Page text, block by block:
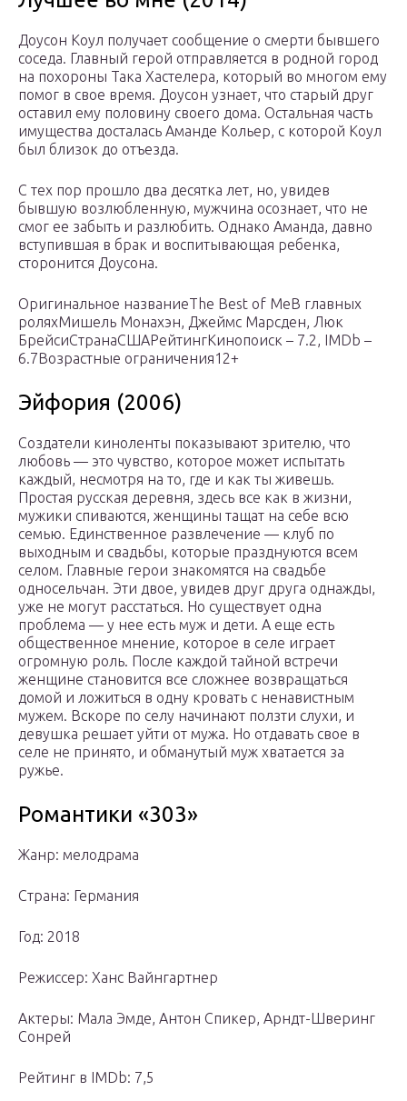
Доусон Коул получает сообщение о смерти бывшего
соседа. Главный герой отправляется в родной город
на похороны Така Хастелера, который во многом ему
помог в свое время. Доусон узнает, что старый друг
оставил ему половину своего дома. Остальная часть
имущества досталась Аманде Кольер, с которой Коул
был близок до отъезда.
С тех пор прошло два десятка лет, но, увидев
бывшую возлюбленную, мужчина осознает, что не
смог ее забыть и разлюбить. Однако Аманда, давно
вступившая в брак и воспитывающая ребенка,
сторонится Доусона.
Оригинальное названиеThe Best of MeВ главных
роляхМишель Монахэн, Джеймс Марсден, Люк
БрейсиСтранаСШАРейтингКинопоиск – 7.2, IMDb –
6.7Возрастные ограничения12+
Эйфория (2006)
Создатели киноленты показывают зрителю, что
любовь — это чувство, которое может испытать
каждый, несмотря на то, где и как ты живешь.
Простая русская деревня, здесь все как в жизни,
мужики спиваются, женщины тащат на себе всю
семью. Единственное развлечение — клуб по
выходным и свадьбы, которые празднуются всем
селом. Главные герои знакомятся на свадьбе
односельчан. Эти двое, увидев друг друга однажды,
уже не могут расстаться. Но существует одна
проблема — у нее есть муж и дети. А еще есть
общественное мнение, которое в селе играет
огромную роль. После каждой тайной встречи
женщине становится все сложнее возвращаться
домой и ложиться в одну кровать с ненавистным
мужем. Вскоре по селу начинают ползти слухи, и
девушка решает уйти от мужа. Но отдавать свое в
селе не принято, и обманутый муж хватается за
ружье.
Романтики «303»
Жанр: мелодрама
Страна: Германия
Год: 2018
Режиссер: Ханс Вайнгартнер
Актеры: Мала Эмде, Антон Спикер, Арндт-Шверинг
Сонрей
Рейтинг в IMDb: 7,5